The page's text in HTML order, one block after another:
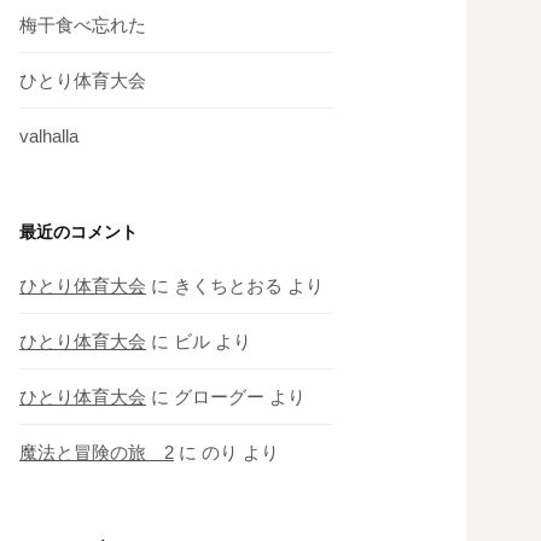
梅干食べ忘れた
ひとり体育大会
valhalla
最近のコメント
ひとり体育大会 に きくちとおる より
ひとり体育大会 に ビル より
ひとり体育大会 に グローグー より
魔法と冒険の旅 2 に のり より